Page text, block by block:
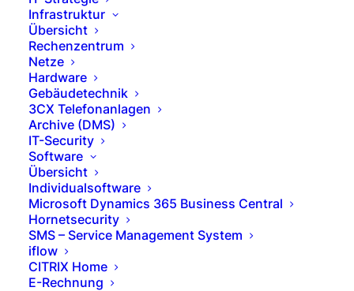
Infrastruktur
Übersicht
Rechenzentrum
Netze
Hardware
Gebäudetechnik
3CX Telefonanlagen
Archive (DMS)
IT-Security
Software
Übersicht
Individualsoftware
Microsoft Dynamics 365 Business Central
Hornetsecurity
SMS – Service Management System
iflow
CITRIX Home
E-Rechnung
8. MAI 2024 | IN ALLGEMEIN
In der heutigen Zeit ist die digitale Sicherheit für
Unternehmen und Organisationen aller
Größenordnungen von entscheidender
Bedeutung. Die Bedrohungslandschaft
verändert sich ständig und Cyberkriminelle
werden immer raffinierter. Daher ist es wichtig,
geeignete Schutzmaßnahmen zu ergreifen, um
Daten, Systeme und Mitarbeiter vor Angriffen zu
schützen.